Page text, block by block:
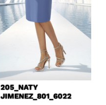
205_NATY
JIMENEZ_801_6022